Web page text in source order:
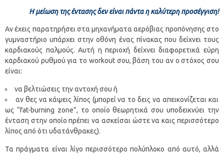
Η μείωση της έντασης δεν είναι πάντα η καλύτερη προσέγγιση!
Αν έχεις παρατηρήσει στα μηχανήματα αερόβιας προπόνησης στο
γυμναστήριο υπάρχει στην οθόνη ένας πίνακας που δείχνει τους
καρδιακούς παλμούς. Αυτή η περιοχή δείχνει διαφορετικά εύρη
καρδιακού ρυθμού για το workout σου, βάση του αν ο στόχος σου
είναι:
να βελτιώσεις την αντοχή σου ή
αν θες να κάψεις λίπος (μπορεί να το δεις να απεικονίζεται και
ως “fat-burning zone”, το οποίο θεωρητικά σου υποδεικνύει την
ένταση στην οποίο πρέπει να ασκείσαι ώστε να καις περισσότερο
λίπος από ότι υδατάνθρακες).
Τα πράγματα είναι λίγο περισσότερο πολύπλοκο από αυτό, αλλά